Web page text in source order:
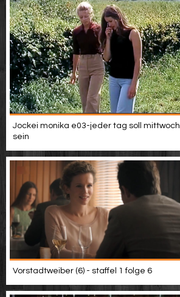
Jockei monika e03-jeder tag soll mittwoch
sein
Vorstadtweiber (6) - staffel 1 folge 6